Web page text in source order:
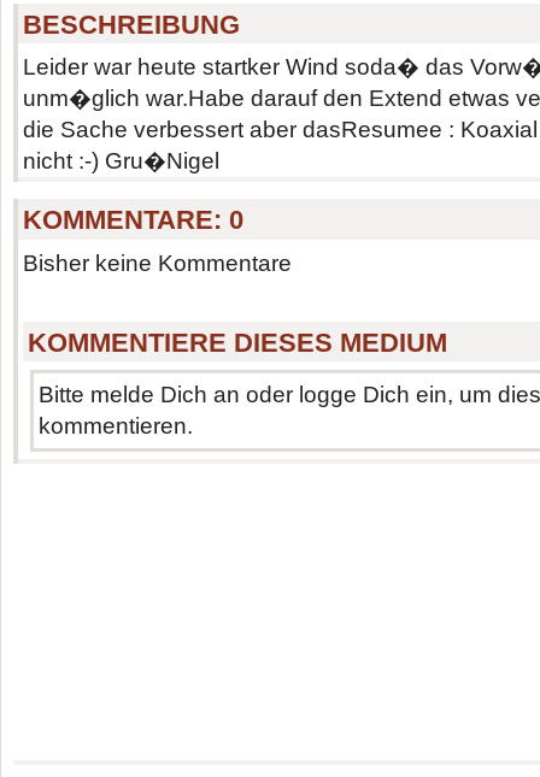
BESCHREIBUNG
Leider war heute startker Wind soda� das
unm�glich war.Habe darauf den Extend etwas
die Sache verbessert aber dasResumee :
nicht :-) Gru�Nigel
KOMMENTARE:0
Bisher keine Kommentare
KOMMENTIERE DIESES MEDIUM
Bitte melde Dich an oder logge Dich ein, um
kommentieren.